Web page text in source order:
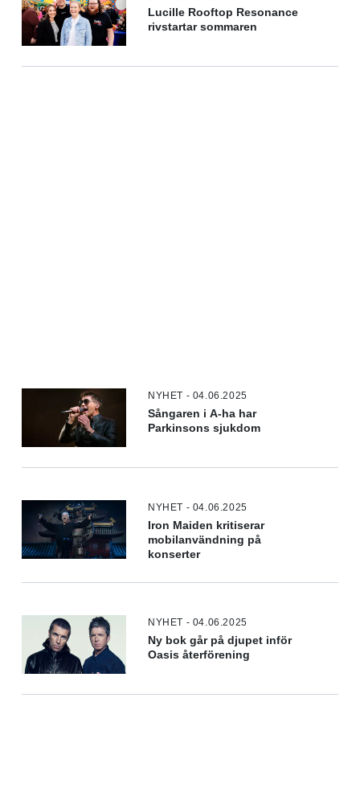
Lucille Rooftop Resonance
rivstartar sommaren
NYHET - 04.06.2025
Sångaren i A-ha har
Parkinsons sjukdom
NYHET - 04.06.2025
Iron Maiden kritiserar
mobilanvändning på
konserter
NYHET - 04.06.2025
Ny bok går på djupet inför
Oasis återförening